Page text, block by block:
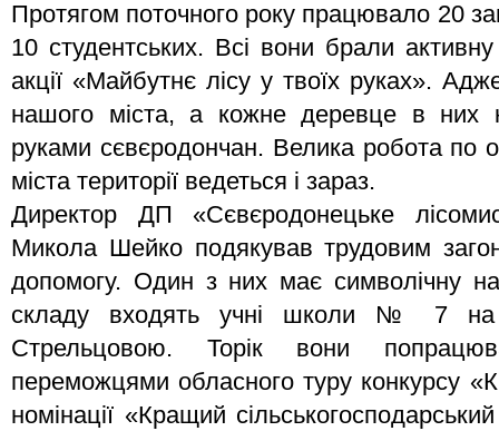
Протягом поточного року працювало 20
10 студентських. Всі вони брали активну
акції «Майбутнє лісу у твоїх руках».
нашого міста, а кожне деревце в них
руками сєвєродончан. Велика робота по
міста території ведеться і зараз.
Директор ДП «Сєвєродонецьке
Микола Шейко подякував трудовим
допомогу. Один з них має символічну
складу входять учні школи № 7 на
Стрельцовою. Торік вони
переможцями обласного туру конкурсу
номінації «Кращий